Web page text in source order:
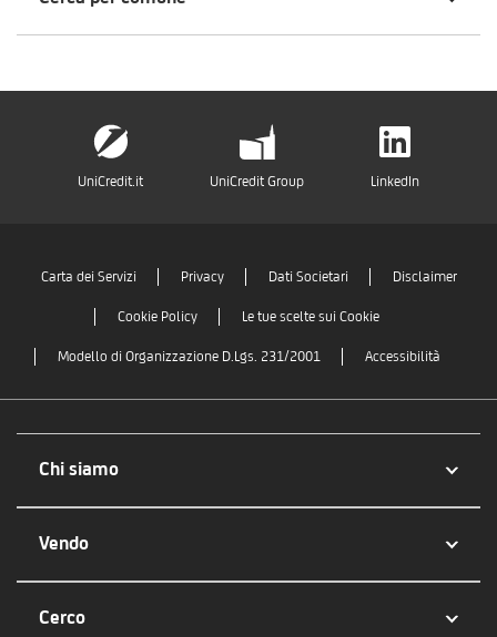
UniCredit.it UniCredit Group LinkedIn
Carta dei Servizi Privacy Dati Societari Disclaimer
Cookie Policy Le tue scelte sui Cookie
Modello di Organizzazione D.Lgs. 231/2001 Accessibilità
Chi siamo
Vendo
Cerco